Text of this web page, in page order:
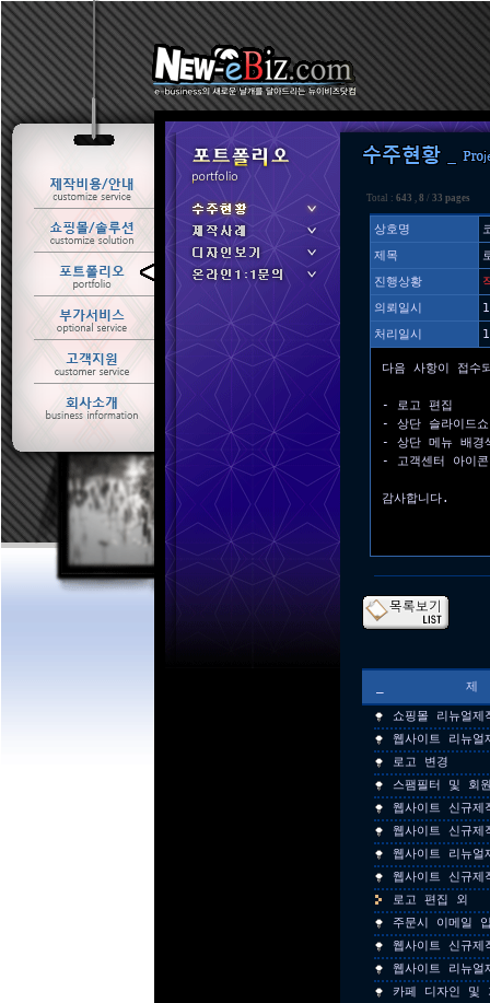
Total : 643 , 8 / 33 pages
상호명
제목
진행상황
의뢰일시
처리일시
다음 사항이 접수
- 로고 편집
- 상단 슬라이드
- 상단 메뉴 배경
- 고객센터 아이
감사합니다.
쇼핑몰 리뉴얼제
웹사이트 리뉴얼
로고 변경
스팸필터 및 회
웹사이트 신규제
웹사이트 신규제
웹사이트 리뉴얼
웹사이트 신규제
로고 편집 외
주문시 이메일
웹사이트 신규제
웹사이트 리뉴얼
카페 디자인 및
ㆍ 수주현황
ㆍ 제작사례